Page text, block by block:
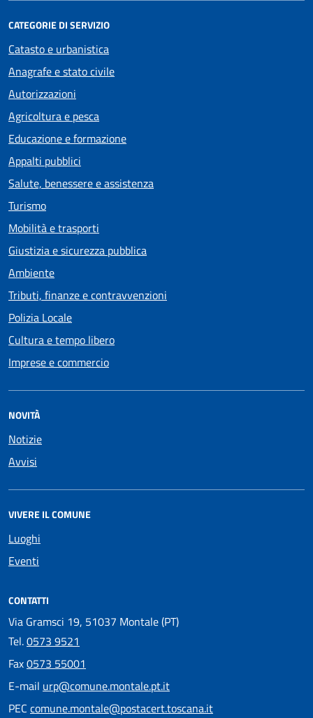
CATEGORIE DI SERVIZIO
Catasto e urbanistica
Anagrafe e stato civile
Autorizzazioni
Agricoltura e pesca
Educazione e formazione
Appalti pubblici
Salute, benessere e assistenza
Turismo
Mobilità e trasporti
Giustizia e sicurezza pubblica
Ambiente
Tributi, finanze e contravvenzioni
Polizia Locale
Cultura e tempo libero
Imprese e commercio
NOVITÀ
Notizie
Avvisi
VIVERE IL COMUNE
Luoghi
Eventi
CONTATTI
Via Gramsci 19, 51037 Montale (PT)
Tel.0573 9521
Fax0573 55001
E-mail urp@comune.montale.pt.it
PEC comune.montale@postacert.toscana.it